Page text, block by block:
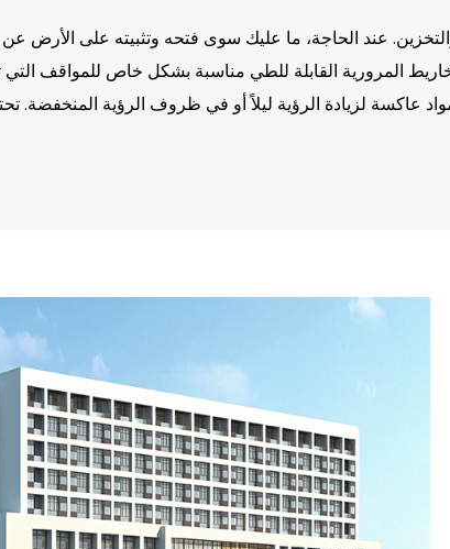
عند الحاجة، ما عليك سوى فتحه وتثبيته على الأرض عن
عاكسة لزيادة الرؤية ليلاً أو في ظروف الرؤية المنخفضة.